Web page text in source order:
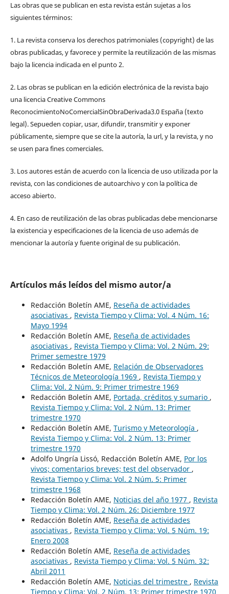
Las obras que se publican en esta revista están sujetas a los
siguientes términos:
1. La revista conserva los derechos patrimoniales (copyright) de las
obras publicadas, y favorece y permite la reutilización de las mismas
bajo la licencia indicada en el punto 2.
2. Las obras se publican en la edición electrónica de la revista bajo
una licencia Creative Commons
ReconocimientoNoComercialSinObraDerivada3.0 España (texto
legal). Sepueden copiar, usar, difundir, transmitir y exponer
públicamente, siempre que se cite la autoría, la url, y la revista, y no
se usen para fines comerciales.
3. Los autores están de acuerdo con la licencia de uso utilizada por la
revista, con las condiciones de autoarchivo y con la política de
acceso abierto.
4. En caso de reutilización de las obras publicadas debe mencionarse
la existencia y especificaciones de la licencia de uso además de
mencionar la autoría y fuente original de su publicación.
Artículos más leídos del mismo autor/a
Redacción Boletín AME, Reseña de actividades
asociativas , Revista Tiempo y Clima: Vol. 4 Núm. 16:
Mayo 1994
Redacción Boletín AME, Reseña de actividades
asociativas , Revista Tiempo y Clima: Vol. 2 Núm. 29:
Primer semestre 1979
Redacción Boletín AME, Relación de Observadores
Técnicos de Meteorología 1969 , Revista Tiempo y
Clima: Vol. 2 Núm. 9: Primer trimestre 1969
Redacción Boletín AME, Portada, créditos y sumario ,
Revista Tiempo y Clima: Vol. 2 Núm. 13: Primer
trimestre 1970
Redacción Boletín AME, Turismo y Meteorología ,
Revista Tiempo y Clima: Vol. 2 Núm. 13: Primer
trimestre 1970
Adolfo Ungría Lissó, Redacción Boletín AME, Por los
vivos; comentarios breves; test del observador ,
Revista Tiempo y Clima: Vol. 2 Núm. 5: Primer
trimestre 1968
Redacción Boletín AME, Noticias del año 1977 , Revista
Tiempo y Clima: Vol. 2 Núm. 26: Diciembre 1977
Redacción Boletín AME, Reseña de actividades
asociativas , Revista Tiempo y Clima: Vol. 5 Núm. 19:
Enero 2008
Redacción Boletín AME, Reseña de actividades
asociativas , Revista Tiempo y Clima: Vol. 5 Núm. 32:
Abril 2011
Redacción Boletín AME, Noticias del trimestre , Revista
Tiempo y Clima: Vol. 2 Núm. 13: Primer trimestre 1970